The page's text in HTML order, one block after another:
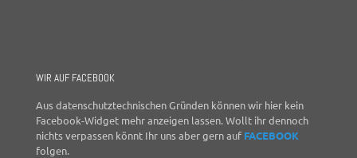
WIR AUF FACEBOOK
Aus datenschutztechnischen Gründen können wir hier kein
Facebook-Widget mehr anzeigen lassen. Wollt ihr dennoch
nichts verpassen könnt Ihr uns aber gern auf FACEBOOK
folgen.